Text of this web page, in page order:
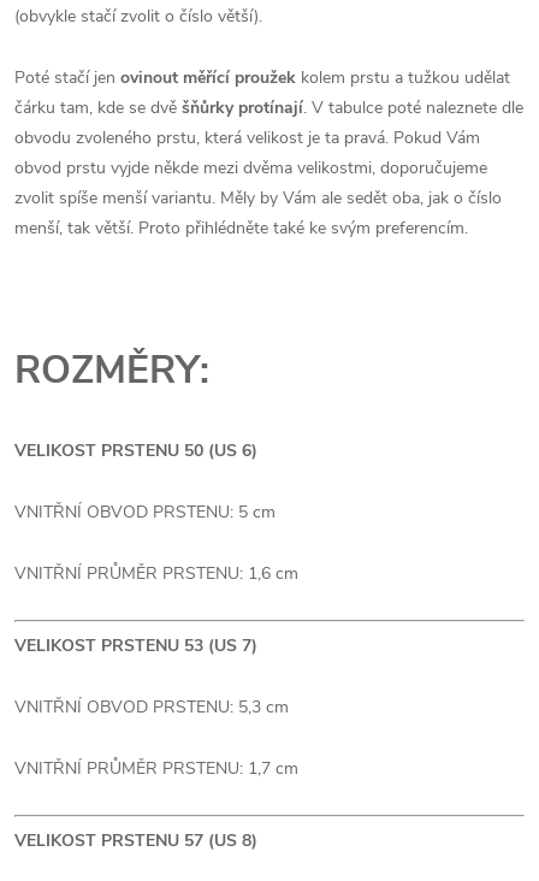
(obvykle stačí zvolit o číslo větší).
Poté stačí jen ovinout měřící proužek kolem prstu a tužkou udělat
čárku tam, kde se dvě šňůrky protínají. V tabulce poté naleznete dle
obvodu zvoleného prstu, která velikost je ta pravá. Pokud Vám
obvod prstu vyjde někde mezi dvěma velikostmi, doporučujeme
zvolit spíše menší variantu. Měly by Vám ale sedět oba, jak o číslo
menší, tak větší. Proto přihlédněte také ke svým preferencím.
ROZMĚRY:
VELIKOST PRSTENU 50 (US 6)
VNITŘNÍ OBVOD PRSTENU: 5 cm
VNITŘNÍ PRŮMĚR PRSTENU: 1,6 cm
VELIKOST PRSTENU 53 (US 7)
VNITŘNÍ OBVOD PRSTENU: 5,3 cm
VNITŘNÍ PRŮMĚR PRSTENU: 1,7 cm
VELIKOST PRSTENU 57 (US 8)